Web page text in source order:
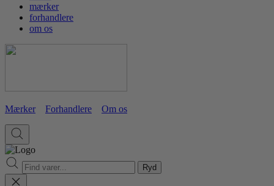
mærker
forhandlere
om os
Mærker Forhandlere Om os
Ryd